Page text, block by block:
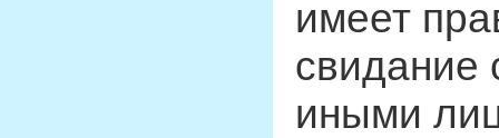
имеет
свидание
иными